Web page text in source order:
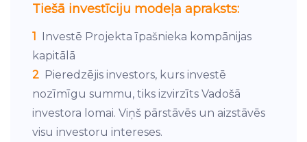
Tiešā investīciju modeļa apraksts:
1 Investē Projekta īpašnieka kompānijas
kapitālā
2 Pieredzējis investors, kurs investē
nozīmīgu summu, tiks izvirzīts Vadošā
investora lomai. Viņš pārstāvēs un aizstāvēs
visu investoru intereses.